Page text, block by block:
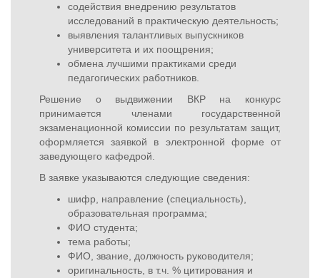
содействия внедрению результатов
исследований в практическую деятельность;
выявления талантливых выпускников
университета и их поощрения;
обмена лучшими практиками среди
педагогических работников.
Решение о выдвижении ВКР на конкурс
принимается членами государственной
экзаменационной комиссии по результатам защит,
оформляется заявкой в электронной форме от
заведующего кафедрой.
В заявке указываются следующие сведения:
шифр, направление (специальность),
образовательная программа;
ФИО студента;
тема работы;
ФИО, звание, должность руководителя;
оригинальность, в т.ч. % цитирования и